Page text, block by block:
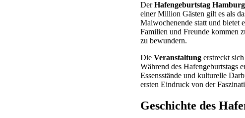
DerHafengeburtstag Hamburg
einer Million Gästen gilt es als
Maiwochenende statt und bietet
Familien und Freunde kommen
zu bewundern.
Die Veranstaltung erstreckt
Während des Hafengeburtstags
Essensstände und kulturelle
ersten Eindruck von der
Geschichte des